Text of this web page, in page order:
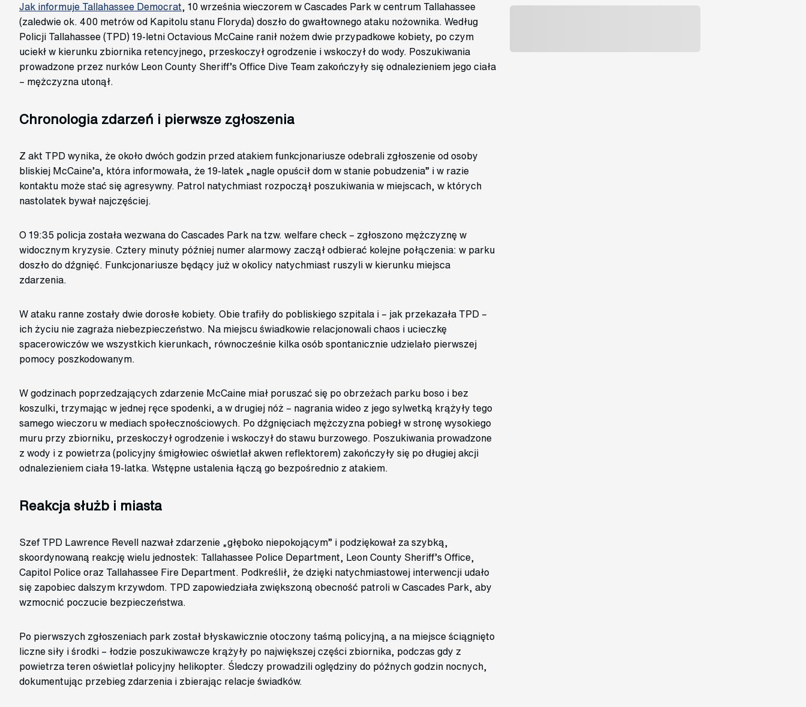
Jak informuje Tallahassee Democrat , 10 września wieczorem w Cascades Park w centrum Tallahassee
(zaledwie ok. 400 metrów od Kapitolu stanu Floryda) doszło do gwałtownego ataku nożownika. Według
Policji Tallahassee (TPD) 19‑letni Octavious McCaine ranił nożem dwie przypadkowe kobiety, po czym
uciekł w kierunku zbiornika retencyjnego, przeskoczył ogrodzenie i wskoczył do wody. Poszukiwania
prowadzone przez nurków Leon County Sheriff’s Office Dive Team zakończyły się odnalezieniem jego ciała
– mężczyzna utonął.
Chronologia zdarzeń i pierwsze zgłoszenia
Z akt TPD wynika, że około dwóch godzin przed atakiem funkcjonariusze odebrali zgłoszenie od osoby
bliskiej McCaine’a, która informowała, że 19‑latek „nag­le opuścił dom w stanie pobudzenia” i w razie
kontaktu może stać się agresywny. Patrol natychmiast rozpoczął poszukiwania w miejscach, w których
nastolatek bywał najczęściej.
O 19:35 policja została wezwana do Cascades Park na tzw. welfare check – zgłoszono mężczyznę w
widocznym kryzysie. Cztery minuty później numer alarmowy zaczął odbierać kolejne połączenia: w parku
doszło do dźgnięć. Funkcjonariusze będący już w okolicy natychmiast ruszyli w kierunku miejsca
zdarzenia.
W ataku ranne zostały dwie dorosłe kobiety. Obie trafiły do pobliskiego szpitala i – jak przekazała TPD –
ich życiu nie zagraża niebezpieczeństwo. Na miejscu świadkowie relacjonowali chaos i ucieczkę
spacerowiczów we wszystkich kierunkach, równocześnie kilka osób spontanicznie udzielało pierwszej
pomocy poszkodowanym.
W godzinach poprzedzających zdarzenie McCaine miał poruszać się po obrzeżach parku boso i bez
koszulki, trzymając w jednej ręce spodenki, a w drugiej nóż – nagrania wideo z jego sylwetką krążyły tego
samego wieczoru w mediach społecznościowych. Po dźgnięciach mężczyzna pobiegł w stronę wysokiego
muru przy zbiorniku, przeskoczył ogrodzenie i wskoczył do stawu burzowego. Poszukiwania prowadzone
z wody i z powietrza (policyjny śmigłowiec oświetlał akwen reflektorem) zakończyły się po długiej akcji
odnalezieniem ciała 19‑latka. Wstępne ustalenia łączą go bezpośrednio z atakiem.
Reakcja służb i miasta
Szef TPD Lawrence Revell nazwał zdarzenie „głęboko niepokojącym” i podziękował za szybką,
skoordynowaną reakcję wielu jednostek: Tallahassee Police Department, Leon County Sheriff’s Office,
Capitol Police oraz Tallahassee Fire Department. Podkreślił, że dzięki natychmiastowej interwencji udało
się zapobiec dalszym krzywdom. TPD zapowiedziała zwiększoną obecność patroli w Cascades Park, aby
wzmocnić poczucie bezpieczeństwa.
Po pierwszych zgłoszeniach park został błyskawicznie otoczony taśmą policyjną, a na miejsce ściągnięto
liczne siły i środki – łodzie poszukiwawcze krążyły po największej części zbiornika, podczas gdy z
powietrza teren oświetlał policyjny helikopter. Śledczy prowadzili oględziny do późnych godzin nocnych,
dokumentując przebieg zdarzenia i zbierając relacje świadków.